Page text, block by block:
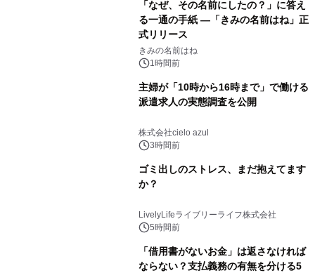
「なぜ、その名前にしたの？」に答え
る一通の手紙 ―「きみの名前はね」正
式リリース
きみの名前はね
1時間前
主婦が「10時から16時まで」で働ける
派遣求人の実態調査を公開
株式会社cielo azul
3時間前
ゴミ出しのストレス、まだ抱えてます
か？
LivelyLifeライブリーライフ株式会社
5時間前
「借用書がないお金」は返さなければ
ならない？支払義務の有無を分ける5